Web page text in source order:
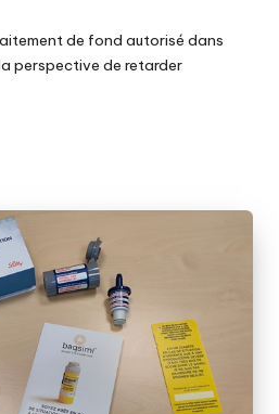
de fond autorisé dans
perspective de retarder